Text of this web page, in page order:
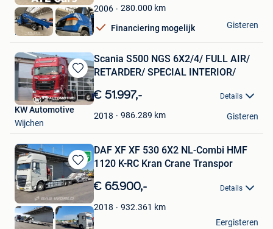
Favorieten2006 280.000 km
Financiering mogelijk
ATL Cars
Hasselt
Gisteren
Bewaren
in
Mijn
Favorieten
Scania S500 NGS 6X2/4/ FULL AIR/
RETARDER/ SPECIAL INTERIOR/
€ 51.997,- Details
2018 986.289 km
KW Automotive
Wijchen
Gisteren
Bewaren
in
Favorieten
DAF XF XF 530 6X2 NL-Combi HMF
1120 K-RC Kran Crane Transpor
€ 65.900,- Details
2018 932.361 km
BAS World B.V.
Eergisteren